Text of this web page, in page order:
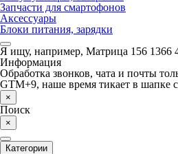
Запчасти для смартофонов
Аксессуары
Блоки питания, зарядки
Я ищу, например, Матрица 156 1366
Информация
Обработка звонков, чата и почты
GTM+9, наше время тикает в шапке
×
Поиск
×
Категории